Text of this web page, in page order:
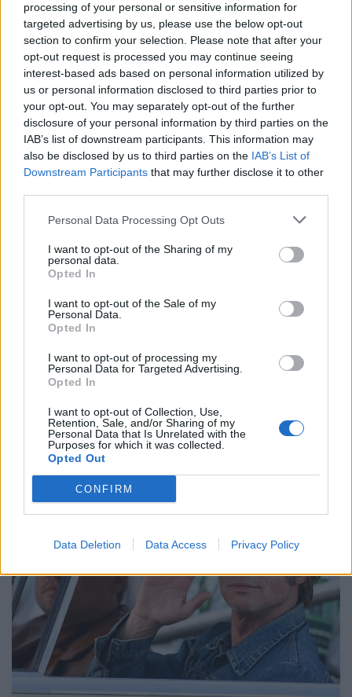
processing of your personal or sensitive information for
targeted advertising by us, please use the below opt-out
section to confirm your selection. Please note that after your
opt-out request is processed you may continue seeing
interest-based ads based on personal information utilized by
us or personal information disclosed to third parties prior to
your opt-out. You may separately opt-out of the further
disclosure of your personal information by third parties on the
IAB’s list of downstream participants. This information may
also be disclosed by us to third parties on the IAB’s List of
Downstream Participants that may further disclose it to other
Personal Data Processing Opt Outs
I want to opt-out of the Sharing of my
personal data.
Opted In
I want to opt-out of the Sale of my
Personal Data.
Opted In
I want to opt-out of processing my
Personal Data for Targeted Advertising.
Opted In
I want to opt-out of Collection, Use,
Retention, Sale, and/or Sharing of my
Personal Data that Is Unrelated with the
Purposes for which it was collected.
Opted Out
CONFIRM
Data Deletion Data Access Privacy Policy
Ore 14.30Fiamme Oro v Lazio Rugby– Serie A
Elite – differitaYouTube FIR
Ore 14.30Rugby Lyons v Rugby Viadana
Serie A Elite – differita YouTube FIR
Ore 14.30 Petrarca Rugby v HBS Colorno
Serie A Elite – differitaYouTube FIR
Ore 14.30SIA-MPL Colorno v Villorba Rugby
– Serie A Elite Femminile – differitaYouTube FIR